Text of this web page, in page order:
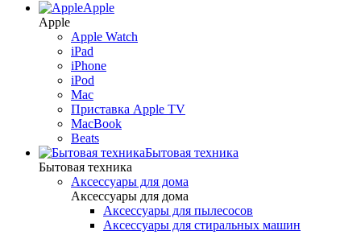
Apple
Apple
Apple Watch
iPad
iPhone
iPod
Mac
Приставка Apple TV
MacBook
Beats
Бытовая техника
Бытовая техника
Аксессуары для дома
Аксессуары для дома
Аксессуары для пылесосов
Аксессуары для стиральных машин